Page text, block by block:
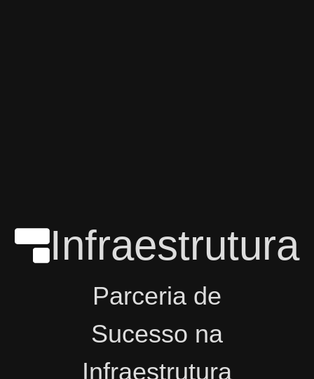
Infraestrutura
Parceria de
Sucesso na
Infraestrutura